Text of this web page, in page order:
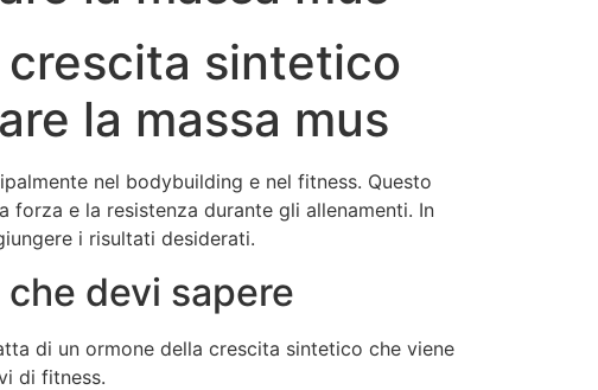
crescita sintetico
la massa mus
nel bodybuilding e nel fitness. Questo
e la resistenza durante gli allenamenti. In
i risultati desiderati.
devi sapere
di un ormone della crescita sintetico che viene
di fitness.